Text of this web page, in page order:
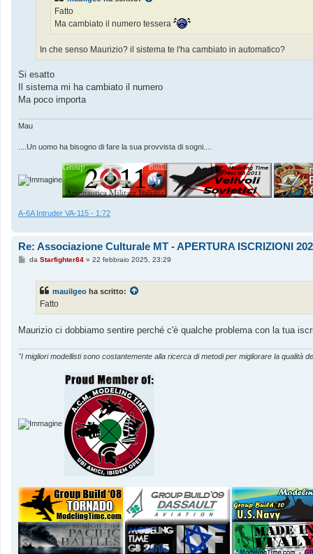
Fatto
Ma cambiato il numero tessera
In che senso Maurizio? il sistema te l'ha cambiato in automatico?
Si esatto
Il sistema mi ha cambiato il numero
Ma poco importa
Mau
....Un uomo ha bisogno di fare la sua provvista di sogni....
A-6A Intruder VA-115 - 1:72
Re: Associazione Culturale MT - APERTURA ISCRIZIONI
Mda Starfighter84» 22 febbraio 2025, 23:29
mauilgeo ha scritto:
Fatto
Maurizio ci dobbiamo sentire perché c'è qualche problema con la tua
"I migliori modellisti sono costantemente alla ricerca di metodi per migliorare la qualità